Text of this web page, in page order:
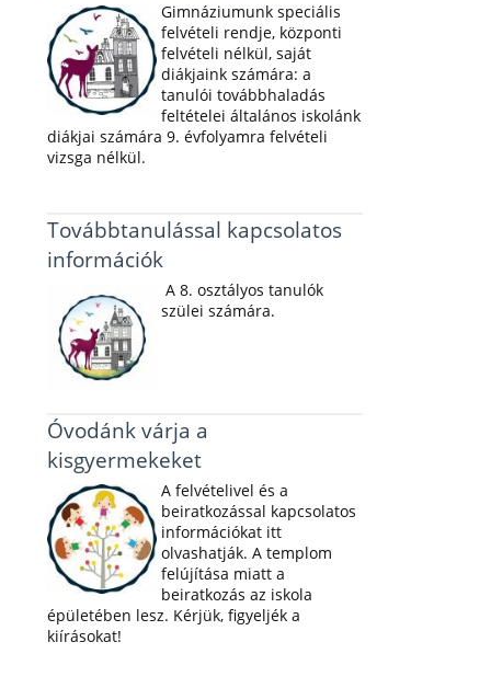
Gimnáziumunk speciális
felvételi rendje, központi
felvételi nélkül, saját
diákjaink számára: a
tanulói továbbhaladás
feltételei általános iskolánk
diákjai számára 9. évfolyamra felvételi
vizsga nélkül.
Továbbtanulással kapcsolatos
információk
A 8. osztályos tanulók
szülei számára.
Óvodánk várja a
kisgyermekeket
A felvételivel és a
beiratkozással kapcsolatos
információkat itt
olvashatják. A templom
felújítása miatt a
beiratkozás az iskola
épületében lesz. Kérjük, figyeljék a
kiírásokat!